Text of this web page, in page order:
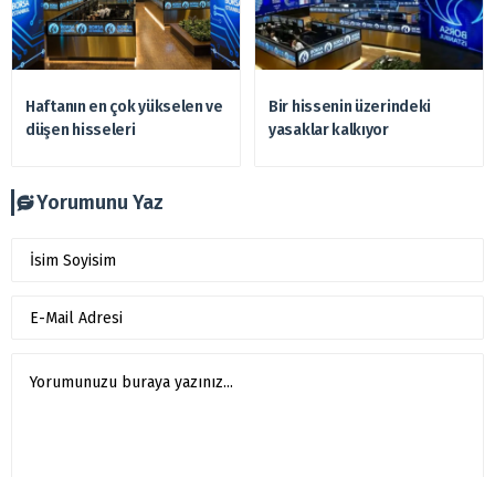
Haftanın en çok yükselen ve
düşen hisseleri
Bir hissenin üzerindeki
yasaklar kalkıyor
Yorumunu Yaz